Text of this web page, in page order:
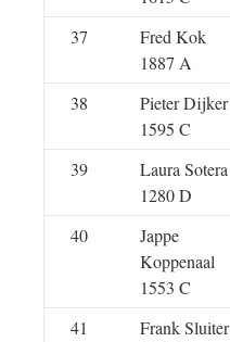
37
Fred Kok
1887 A
38
Pieter Dijker
1595 C
39
Laura Sotera
1280 D
40
Jappe
Koppenaal
1553 C
41
Frank Sluiter